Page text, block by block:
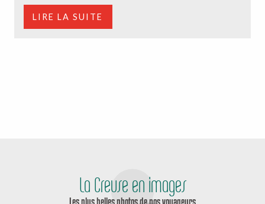
LIRE LA SUITE
La Creuse en images